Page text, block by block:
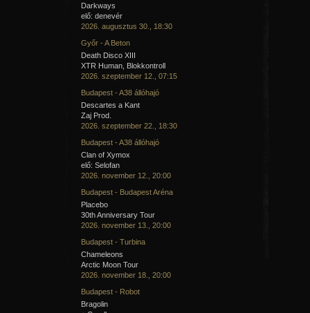
Darkways
elő: denevér
2026. augusztus 30., 18:30
Győr - A Beton
Death Disco XIII
XTR Human, Blokkontroll
2026. szeptember 12., 07:15
Budapest - A38 állóhajó
Descartes a Kant
Zaj Prod.
2026. szeptember 22., 18:30
Budapest - A38 állóhajó
Clan of Xymox
elő: Selofan
2026. november 12., 20:00
Budapest - Budapest Aréna
Placebo
30th Anniversary Tour
2026. november 13., 20:00
Budapest - Turbina
Chameleons
Arctic Moon Tour
2026. november 18., 20:00
Budapest - Robot
Bragolin